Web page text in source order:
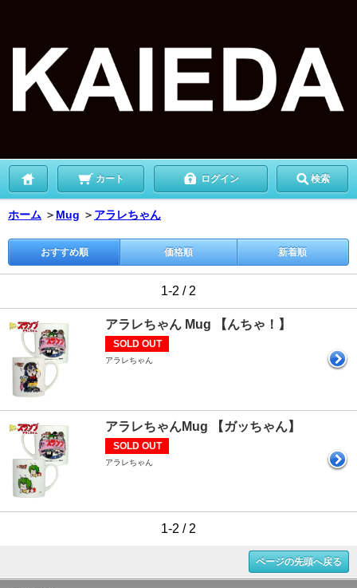
カート ログイン 検索
ホーム ＞ Mug ＞ アラレちゃん
おすすめ順 価格順 新着順
1-2 / 2
アラレちゃん Mug 【んちゃ！】
SOLD OUT
アラレちゃん
アラレちゃんMug 【ガッちゃん】
SOLD OUT
アラレちゃん
1-2 / 2
ページの先頭へ戻る